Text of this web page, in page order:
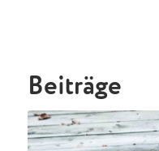
Beiträge